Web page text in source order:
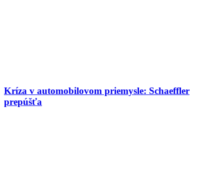
Kríza v automobilovom priemysle: Schaeffler
prepúšťa